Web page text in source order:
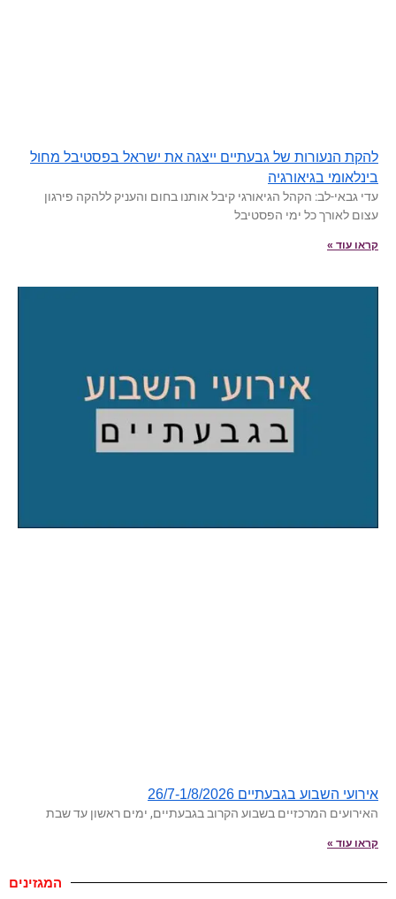
להקת הנעורות של גבעתיים ייצגה את ישראל בפסטיבל מחול
בינלאומי בגיאורגיה
עדי גבאי-לב: הקהל הגיאורגי קיבל אותנו בחום והעניק ללהקה פירגון
עצום לאורך כל ימי הפסטיבל
קראו עוד »
אירועי השבוע בגבעתיים 26/7-1/8/2026
האירועים המרכזיים בשבוע הקרוב בגבעתיים, ימים ראשון עד שבת
קראו עוד »
המגזינים